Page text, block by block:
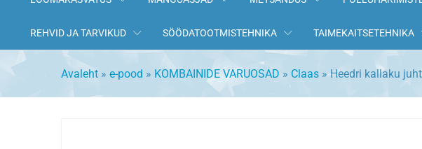
REHVID JA TARVIKUD SÖÖDATOOTMISTEHNIKA TAIMEKAITSETEHNIKA
Avaleht » e-pood » KOMBAINIDE VARUOSAD » Claas » Heedri kallaku